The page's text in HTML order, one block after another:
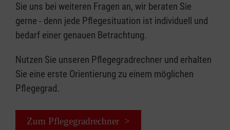
Sie uns bei weiteren Fragen an, wir beraten Sie
gerne - denn jede Pflegesituation ist individuell und
bedarf einer genauen Betrachtung.
Nutzen Sie unseren Pflegegradrechner und erhalten
Sie eine erste Orientierung zu einem möglichen
Pflegegrad.
Zum Pflegegradrechner >